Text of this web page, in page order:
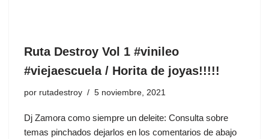
Ruta Destroy Vol 1 #vinileo
#viejaescuela / Horita de joyas!!!!!
por rutadestroy 5 noviembre, 2021
Dj Zamora como siempre un deleite: Consulta sobre
temas pinchados dejarlos en los comentarios de abajo